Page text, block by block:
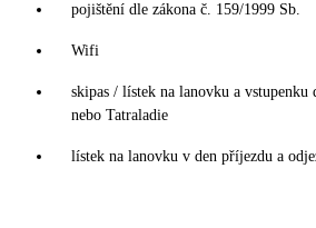
pojištění dle zákona č. 159/1999 Sb.
Wifi
skipas / lístek na lanovku a vstupenku
nebo Tatraladie
lístek na lanovku v den příjezdu a